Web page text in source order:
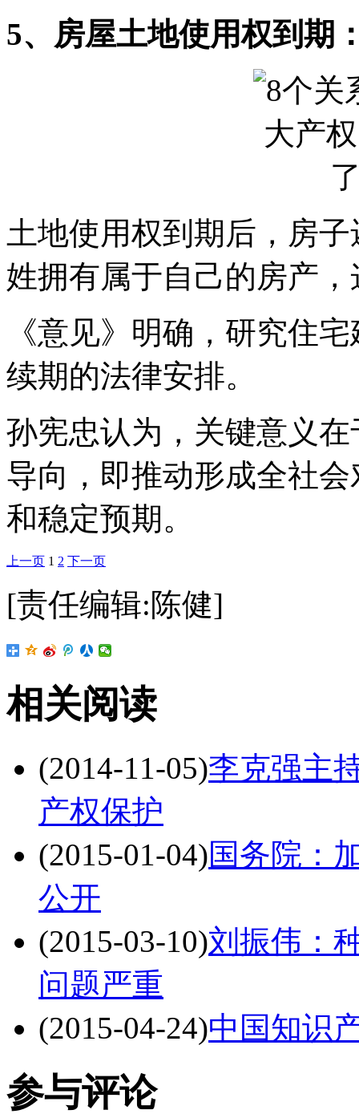
5、房屋土地使用权到期
土地使用权到期后，房
姓拥有属于自己的房产
《意见》明确，研究住
续期的法律安排。
孙宪忠认为，关键意义
导向，即推动形成全社
和稳定预期。
上一页 1 2 下一页
[责任编辑:陈健]
相关阅读
(2014-11-05)李克强主
产权保护
(2015-01-04)国务院：
公开
(2015-03-10)刘振伟：
问题严重
(2015-04-24)中国知识
参与评论